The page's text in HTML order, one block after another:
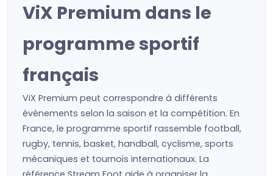
ViX Premium dans le
programme sportif
français
ViX Premium peut correspondre à différents
événements selon la saison et la compétition. En
France, le programme sportif rassemble football,
rugby, tennis, basket, handball, cyclisme, sports
mécaniques et tournois internationaux. La